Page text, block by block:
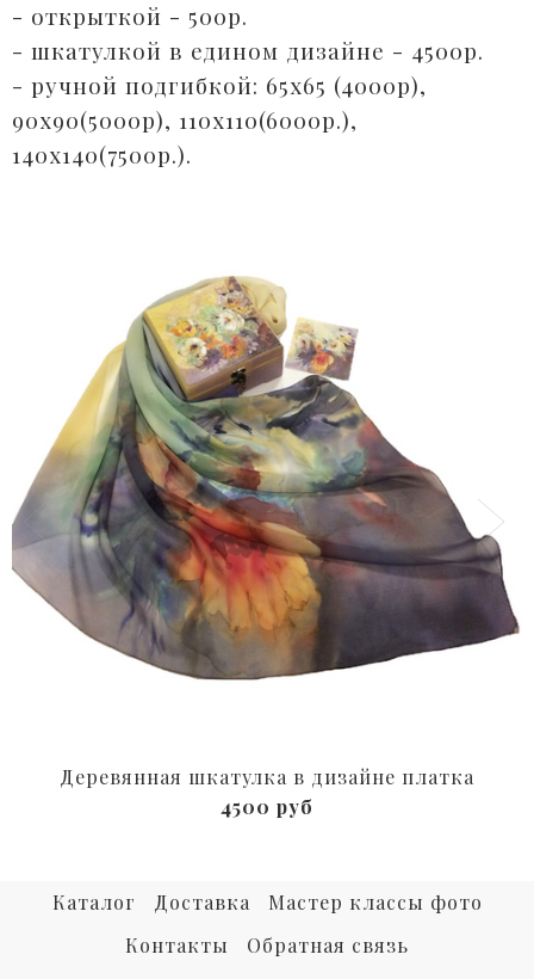
- открыткой - 500р. ⠀
- шкатулкой в едином дизайне - 4500р.
- ручной подгибкой: 65х65 (4000р),
90х90(5000р), 110х110(6000р.),
140х140(7500р.).⠀
Деревянная шкатулка в дизайне платка
4500 руб
Каталог Доставка
Мастер классы фото
Контакты
Обратная связь